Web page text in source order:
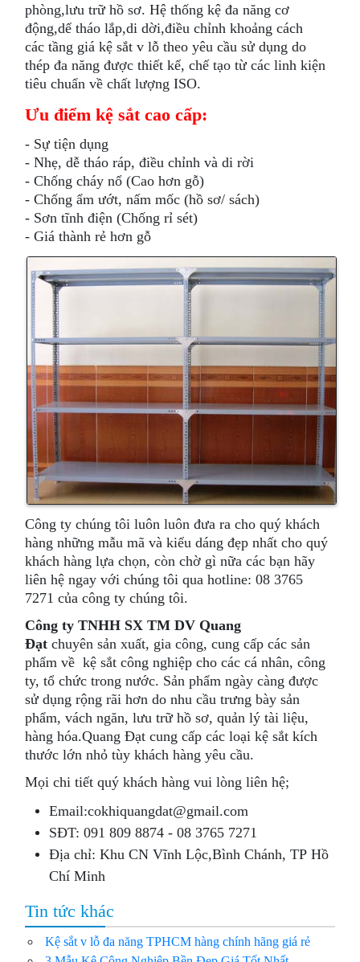
phòng,lưu trữ hồ sơ. Hệ thống kệ đa năng cơ
động,dể tháo lắp,di dời,điều chỉnh khoảng cách
các tầng giá kệ sắt v lỗ theo yêu cầu sử dụng do
thép đa năng được thiết kế, chế tạo từ các linh kiện
tiêu chuẩn về chất lượng ISO.
Ưu điểm kệ sắt cao cấp:
- Sự tiện dụng
- Nhẹ, dễ tháo ráp, điều chỉnh và di rời
- Chống cháy nổ (Cao hơn gỗ)
- Chống ẩm ướt, nấm mốc (hồ sơ/ sách)
- Sơn tĩnh điện (Chống rỉ sét)
- Giá thành rẻ hơn gỗ
Công ty chúng tôi luôn luôn đưa ra cho quý khách
hàng những mẫu mã và kiểu dáng đẹp nhất cho quý
khách hàng lựa chọn, còn chờ gì nữa các bạn hãy
liên hệ ngay với chúng tôi qua hotline: 08 3765
7271 của công ty chúng tôi.
Công ty TNHH SX TM DV Quang
Đạt chuyên sản xuất, gia công, cung cấp các sản
phẩm về kệ sắt công nghiệp cho các cá nhân, công
ty, tổ chức trong nước. Sản phẩm ngày càng được
sử dụng rộng rãi hơn do nhu cầu trưng bày sản
phẩm, vách ngăn, lưu trữ hồ sơ, quản lý tài liệu,
hàng hóa.Qua​ng Đạt cung cấp các loại kệ sắt kích
thước lớn nhỏ tùy khách hàng yêu cầu.
Mọi chi tiết quý khách hàng vui lòng liên hệ;
Email:cokhiquangdat@gmail.com
SĐT: 091 809 8874 - 08 3765 7271
Địa chỉ: Khu CN Vĩnh Lộc,Bình Chánh, TP Hồ
Chí Minh
Tin tức khác
Kệ sắt v lỗ đa năng TPHCM hàng chính hãng giá rẻ